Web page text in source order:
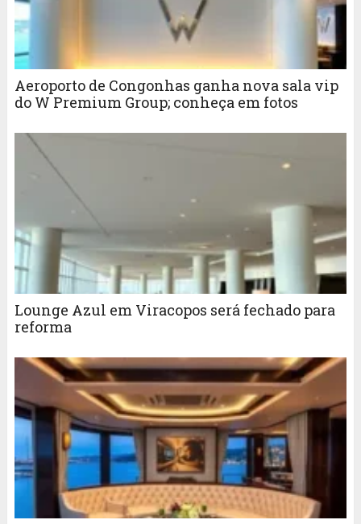
Aeroporto de Congonhas ganha nova sala vip
do W Premium Group; conheça em fotos
Lounge Azul em Viracopos será fechado para
reforma